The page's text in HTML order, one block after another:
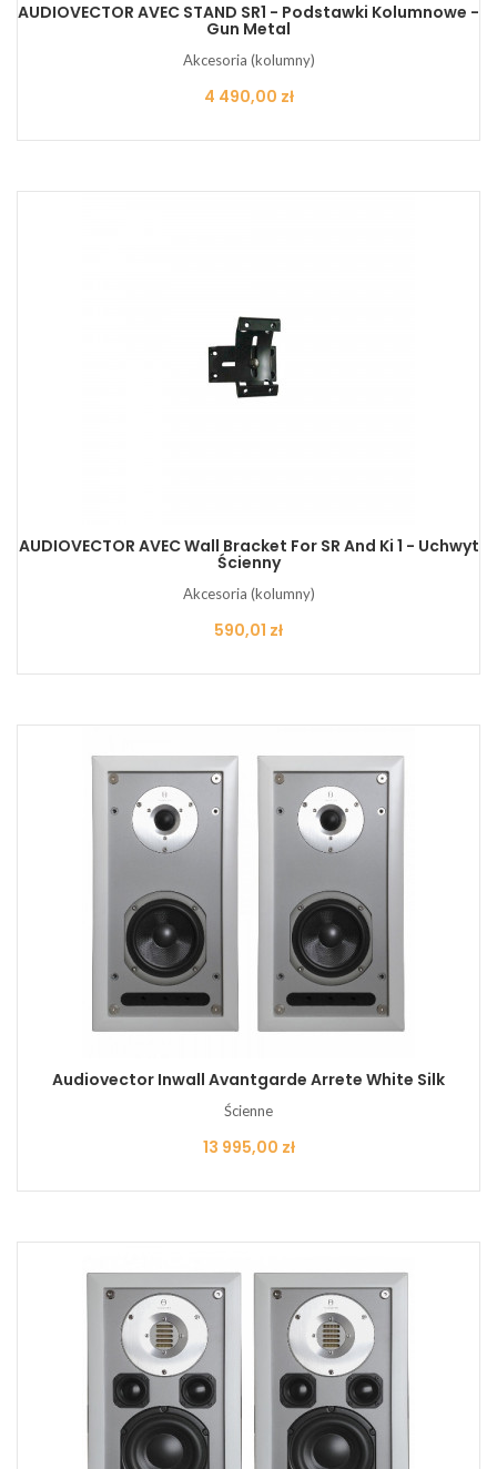
AUDIOVECTOR AVEC STAND SR1 - Podstawki Kolumnowe -
Gun Metal
Akcesoria (kolumny)
Cena
4 490,00 zł
AUDIOVECTOR AVEC Wall Bracket For SR And Ki 1 - Uchwyt
Ścienny
Akcesoria (kolumny)
Cena
590,01 zł
Audiovector Inwall Avantgarde Arrete White Silk
Ścienne
Cena
13 995,00 zł